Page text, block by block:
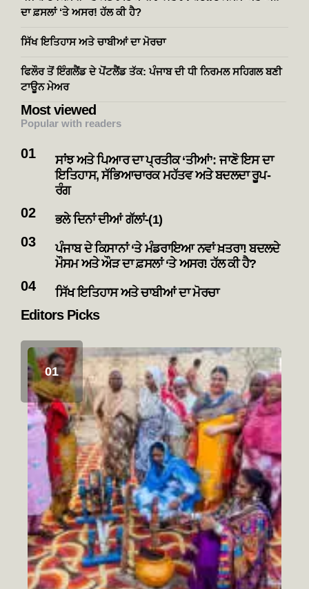
ਦਾ ਫ਼ਸਲਾਂ ‘ਤੇ ਅਸਰ! ਹੱਲ ਕੀ ਹੈ?
ਸਿੱਖ ਇਤਿਹਾਸ ਅਤੇ ਚਾਬੀਆਂ ਦਾ ਮੋਰਚਾ
ਫਿਲੌਰ ਤੋਂ ਇੰਗਲੈਂਡ ਦੇ ਪੋਂਟਲੈਂਡ ਤੱਕ: ਪੰਜਾਬ ਦੀ ਧੀ ਨਿਰਮਲ ਸਹਿਗਲ ਬਣੀ
ਟਾਊਨ ਮੇਅਰ
Most viewed
Popular with readers
ਸਾਂਝ ਅਤੇ ਪਿਆਰ ਦਾ ਪ੍ਰਤੀਕ ‘ਤੀਆਂ’: ਜਾਣੋ ਇਸ ਦਾ
ਇਤਿਹਾਸ, ਸੱਭਿਆਚਾਰਕ ਮਹੱਤਵ ਅਤੇ ਬਦਲਦਾ ਰੂਪ-
ਰੰਗ
ਭਲੇ ਦਿਨਾਂ ਦੀਆਂ ਗੱਲਾਂ-(1)
ਪੰਜਾਬ ਦੇ ਕਿਸਾਨਾਂ ‘ਤੇ ਮੰਡਰਾਇਆ ਨਵਾਂ ਖ਼ਤਰਾ! ਬਦਲਦੇ
ਮੌਸਮ ਅਤੇ ਔੜ ਦਾ ਫ਼ਸਲਾਂ ‘ਤੇ ਅਸਰ! ਹੱਲ ਕੀ ਹੈ?
ਸਿੱਖ ਇਤਿਹਾਸ ਅਤੇ ਚਾਬੀਆਂ ਦਾ ਮੋਰਚਾ
Editors Picks